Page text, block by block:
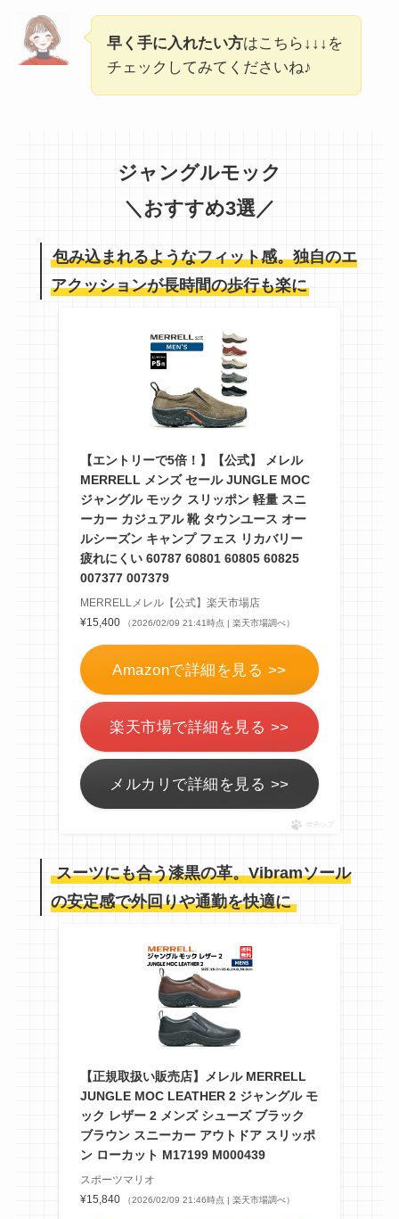
早く手に入れたい方はこちら↓↓↓を
チェックしてみてくださいね♪
ジャングルモック
＼おすすめ3選／
包み込まれるようなフィット感。独自のエ
アクッションが長時間の歩行も楽に
【エントリーで5倍！】【公式】 メレル
MERRELL メンズ セール JUNGLE MOC
ジャングル モック スリッポン 軽量 スニ
ーカー カジュアル 靴 タウンユース オー
ルシーズン キャンプ フェス リカバリー
疲れにくい 60787 60801 60805 60825
007377 007379
MERRELLメレル【公式】楽天市場店
¥15,400
（2026/02/09 21:41時点 | 楽天市場調べ）
Amazonで詳細を見る >>
楽天市場で詳細を見る >>
メルカリで詳細を見る >>
ポチップ
スーツにも合う漆黒の革。Vibramソール
の安定感で外回りや通勤を快適に
【正規取扱い販売店】メレル MERRELL
JUNGLE MOC LEATHER 2 ジャングル モ
ック レザー 2 メンズ シューズ ブラック
ブラウン スニーカー アウトドア スリッポ
ン ローカット M17199 M000439
スポーツマリオ
¥15,840
（2026/02/09 21:46時点 | 楽天市場調べ）